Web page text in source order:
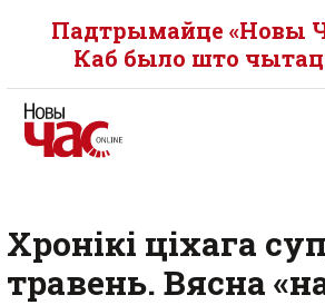
Падтрымайце «Новы
Каб было што
Хронікі ціхага
травень. Вясна